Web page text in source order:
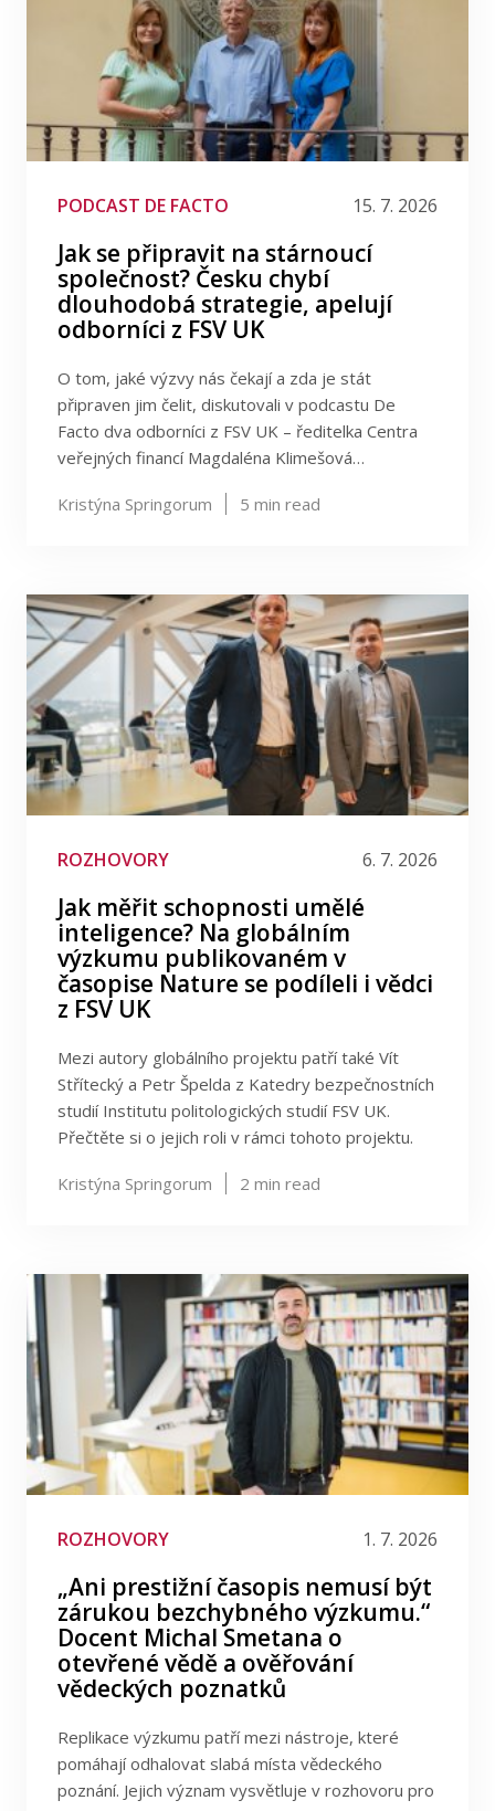
PODCAST DE FACTO 15. 7. 2026
Jak se připravit na stárnoucí
společnost? Česku chybí
dlouhodobá strategie, apelují
odborníci z FSV UK
O tom, jaké výzvy nás čekají a zda je stát
připraven jim čelit, diskutovali v podcastu De
Facto dva odborníci z FSV UK – ředitelka Centra
veřejných financí Magdaléna Klimešová…
Kristýna Springorum 5 min read
ROZHOVORY 6. 7. 2026
Jak měřit schopnosti umělé
inteligence? Na globálním
výzkumu publikovaném v
časopise Nature se podíleli i vědci
z FSV UK
Mezi autory globálního projektu patří také Vít
Střítecký a Petr Špelda z Katedry bezpečnostních
studií Institutu politologických studií FSV UK.
Přečtěte si o jejich roli v rámci tohoto projektu.
Kristýna Springorum 2 min read
ROZHOVORY 1. 7. 2026
„Ani prestižní časopis nemusí být
zárukou bezchybného výzkumu.“
Docent Michal Smetana o
otevřené vědě a ověřování
vědeckých poznatků
Replikace výzkumu patří mezi nástroje, které
pomáhají odhalovat slabá místa vědeckého
poznání. Jejich význam vysvětluje v rozhovoru pro